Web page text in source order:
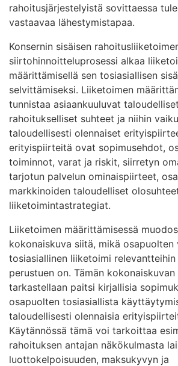
rahoitusjärjestelyistä sovittaessa
vastaavaa lähestymistapaa.
Konsernin sisäisen
siirtohinnoitteluprosessi alkaa
määrittämisellä sen tosiasiallisen
selvittämiseksi. Liiketoimen
tunnistaa asiaankuuluvat
rahoitukselliset suhteet ja niihin
taloudellisesti olennaiset
erityispiirteitä ovat sopimusehdot,
toiminnot, varat ja riskit, siirretyn
tarjotun palvelun ominaispiirteet,
markkinoiden taloudelliset
liiketoimintastrategiat.
Liiketoimen määrittämisessä
kokonaiskuva siitä, mikä osapuolten
tosiasiallinen liiketoimi
perustuen on. Tämän
tarkastellaan paitsi kirjallisia
osapuolten tosiasiallista
taloudellisesti olennaisia
Käytännössä tämä voi tarkoittaa
rahoituksen antajan näkökulmasta
luottokelpoisuuden, maksukyvyn ja